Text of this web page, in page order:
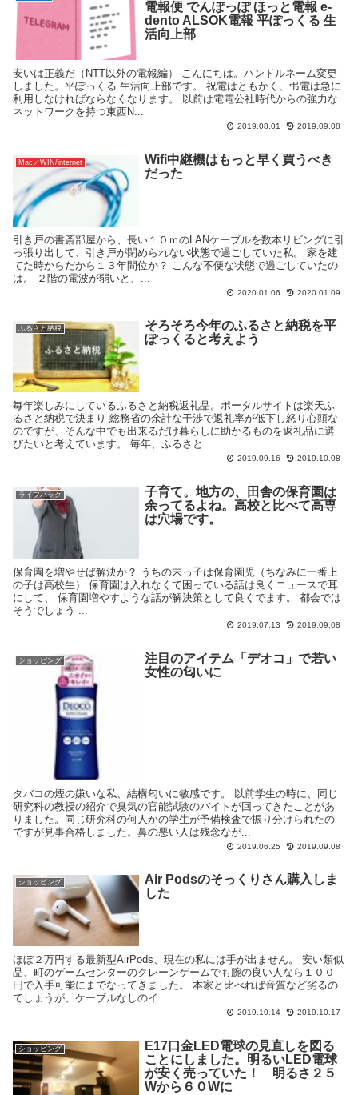
電報便 でんぽっぽ ほっと電報 e-
dento ALSOK電報 平ぽっくる 生
活向上部
安いは正義だ（NTT以外の電報編） こんにちは。ハンドルネーム変更
しました。平ぽっくる 生活向上部です。 祝電はともかく、弔電は急に
利用しなければならなくなります。 以前は電電公社時代からの強力な
ネットワークを持つ東西N...
2019.08.01 2019.09.08
Mac／WIN/internet
Wifi中継機はもっと早く買うべき
だった
引き戸の書斎部屋から、長い１０ｍのLANケーブルを数本リビングに引
っ張り出して、引き戸が閉められない状態で過ごしていた私。 家を建
てた時からだから１３年間位か？ こんな不便な状態で過ごしていたの
は。 ２階の電波が弱いと、...
2020.01.06 2020.01.09
ふるさと納税
そろそろ今年のふるさと納税を平
ぽっくると考えよう
毎年楽しみにしているふるさと納税返礼品。ポータルサイトは楽天ふ
るさと納税で決まり 総務省の余計な干渉で返礼率が低下し怒り心頭な
のですが、そんな中でも出来るだけ暮らしに助かるものを返礼品に選
びたいと考えています。 毎年、ふるさと...
2019.09.16 2019.10.08
ライフハック
子育て。地方の、田舎の保育園は
余ってるよね。高校と比べて高専
は穴場です。
保育園を増やせば解決か？ うちの末っ子は保育園児（ちなみに一番上
の子は高校生） 保育園は入れなくて困っている話は良くニュースで耳
にして、 保育園増やすような話が解決策として良くでます。 都会では
そうでしょう ...
2019.07.13 2019.09.08
ショッピング
注目のアイテム「デオコ」で若い
女性の匂いに
タバコの煙の嫌いな私、結構匂いに敏感です。 以前学生の時に、同じ
研究科の教授の紹介で臭気の官能試験のバイトが回ってきたことがあ
りました。同じ研究科の何人かの学生が予備検査で振り分けられたの
ですが見事合格しました。鼻の悪い人は残念なが...
2019.06.25 2019.09.08
ショッピング
Air Podsのそっくりさん購入しま
した
ほぼ２万円する最新型AirPods、現在の私には手が出ません。 安い類似
品、町のゲームセンターのクレーンゲームでも腕の良い人なら１００
円で入手可能にまでなってきました。 本家と比べれば音質など劣るの
でしょうが、ケーブルなしのイ...
2019.10.14 2019.10.17
ショッピング
E17口金LED電球の見直しを図る
ことにしました。明るいLED電球
が安く売っていた！ 明るさ２５
Wから６０Wに